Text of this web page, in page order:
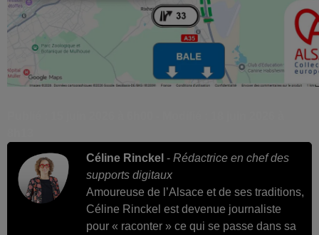
Céline Rinckel - Rédactrice en chef des
supports digitaux
Amoureuse de l’Alsace et de ses traditions,
Céline Rinckel est devenue journaliste
pour « raconter » ce qui se passe dans sa